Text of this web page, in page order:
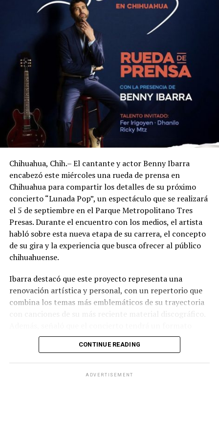
Chihuahua, Chih.– El cantante y actor Benny Ibarra
encabezó este miércoles una rueda de prensa en
Chihuahua para compartir los detalles de su próximo
concierto “Lunada Pop”, un espectáculo que se realizará
el 5 de septiembre en el Parque Metropolitano Tres
Presas. Durante el encuentro con los medios, el artista
habló sobre esta nueva etapa de su carrera, el concepto
de su gira y la experiencia que busca ofrecer al público
chihuahuense.
Ibarra destacó que este proyecto representa una
renovación artística y personal, con un repertorio que
combina los temas más emblemáticos de su trayectoria
con canciones de su más reciente material discográfico.
pensado para disfrutarse al aire libre, acompañado de
propuestas gastronómicas, talento local y una
atmósfera de convivencia.
CONTINUE READING
ADVERTISEMENT